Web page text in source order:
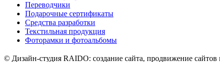
Переводчики
Подарочные сертификаты
Средства разработки
Текстильная продукция
Фоторамки и фотоальбомы
© Дизайн-студия RAIDO: создание сайта, продвижение сайтов